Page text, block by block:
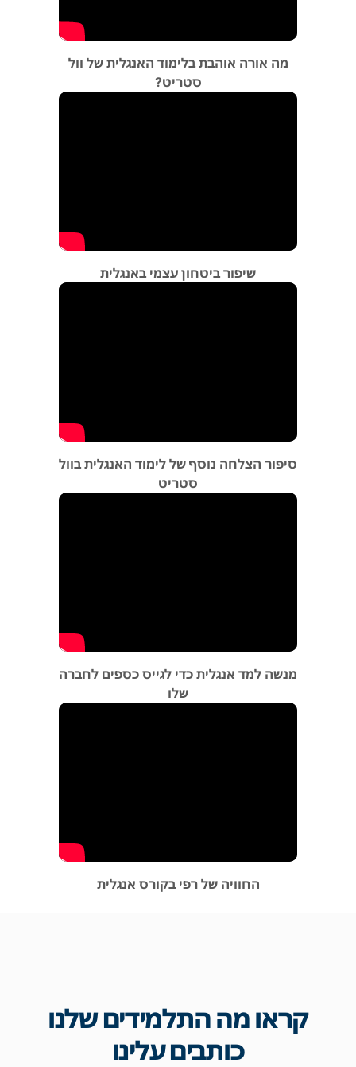
מה אורה אוהבת בלימוד האנגלית של וול
סטריט?
שיפור ביטחון עצמי באנגלית
סיפור הצלחה נוסף של לימוד האנגלית בוול
סטריט
מנשה למד אנגלית כדי לגייס כספים לחברה
שלו
החוויה של רפי בקורס אנגלית
קראו מה התלמידים שלנו
כותבים עלינו